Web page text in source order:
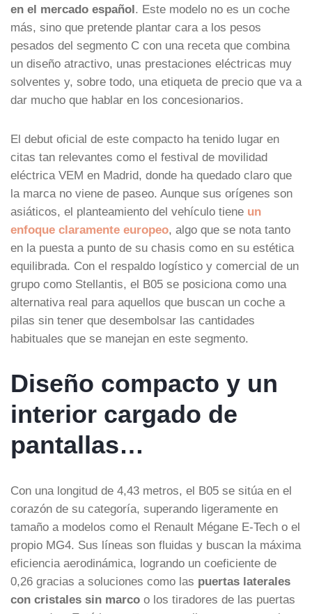
en el mercado español. Este modelo no es un coche
más, sino que pretende plantar cara a los pesos
pesados del segmento C con una receta que combina
un diseño atractivo, unas prestaciones eléctricas muy
solventes y, sobre todo, una etiqueta de precio que va a
dar mucho que hablar en los concesionarios.
El debut oficial de este compacto ha tenido lugar en
citas tan relevantes como el festival de movilidad
eléctrica VEM en Madrid, donde ha quedado claro que
la marca no viene de paseo. Aunque sus orígenes son
asiáticos, el planteamiento del vehículo tiene un
enfoque claramente europeo, algo que se nota tanto
en la puesta a punto de su chasis como en su estética
equilibrada. Con el respaldo logístico y comercial de un
grupo como Stellantis, el B05 se posiciona como una
alternativa real para aquellos que buscan un coche a
pilas sin tener que desembolsar las cantidades
habituales que se manejan en este segmento.
Diseño compacto y un
interior cargado de
pantallas…
Con una longitud de 4,43 metros, el B05 se sitúa en el
corazón de su categoría, superando ligeramente en
tamaño a modelos como el Renault Mégane E-Tech o el
propio MG4. Sus líneas son fluidas y buscan la máxima
eficiencia aerodinámica, logrando un coeficiente de
0,26 gracias a soluciones como las puertas laterales
con cristales sin marco o los tiradores de las puertas